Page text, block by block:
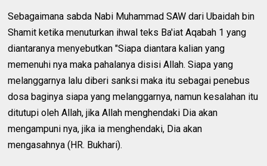
Sebagaimana sabda Nabi Muhammad SAW dari Ubaidah bin
Shamit ketika menuturkan ihwal teks Ba'iat Aqabah 1 yang
diantaranya menyebutkan "Siapa diantara kalian yang
memenuhi nya maka pahalanya disisi Allah. Siapa yang
melanggarnya lalu diberi sanksi maka itu sebagai penebus
dosa baginya siapa yang melanggarnya, namun kesalahan itu
ditutupi oleh Allah, jika Allah menghendaki Dia akan
mengampuni nya, jika ia menghendaki, Dia akan
mengasahnya (HR. Bukhari).